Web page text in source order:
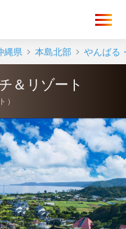
縄県 本島北部 やんばる
＆リゾート
）